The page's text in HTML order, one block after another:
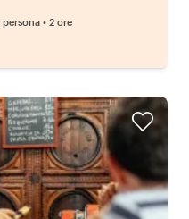
persona • 2 ore